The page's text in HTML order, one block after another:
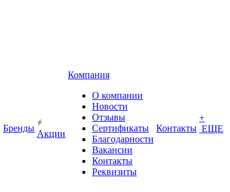
Бренды
Акции
Компания
О компании
Новости
Отзывы
Сертификаты
Благодарности
Вакансии
Контакты
Реквизиты
Контакты
+
ЕЩЕ